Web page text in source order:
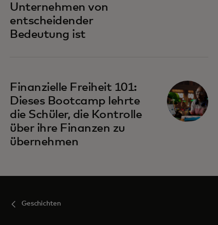
Unternehmen von
entscheidender
Bedeutung ist
Finanzielle Freiheit 101:
Dieses Bootcamp lehrte
die Schüler, die Kontrolle
über ihre Finanzen zu
übernehmen
Geschichten